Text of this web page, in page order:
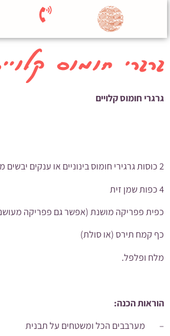
גרגרי חומוס
גרגרי חומוס קלויים
2 כוסות גרגירי חומוס בינוניים או ענקים יבשים מושרים לפחות ל 8 שעות
4 כפות שמן זית
כפית פפריקה מושנת (אפשר גם פפריקה
כף קמח תירס (או סולת)
מלח ופלפל.
הוראות הכנה:
–
מערבבים הכל ומשטחים על תבנית